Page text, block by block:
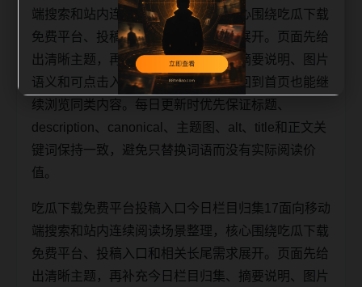
端搜索和站内连续阅读场景整理，核心围绕吃瓜下载
免费平台、投稿入口和相关长尾需求展开。页面先给
出清晰主题，再补充今日栏目归集、摘要说明、图片
语义和可点击入口，让用户不用反复回到首页也能继
续浏览同类内容。每日更新时优先保证标题、
description、canonical、主题图、alt、title和正文关
键词保持一致，避免只替换词语而没有实际阅读价
值。
吃瓜下载免费平台投稿入口今日栏目归集17面向移动
端搜索和站内连续阅读场景整理，核心围绕吃瓜下载
免费平台、投稿入口和相关长尾需求展开。页面先给
出清晰主题，再补充今日栏目归集、摘要说明、图片